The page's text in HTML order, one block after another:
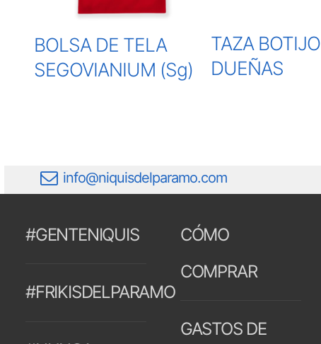
BOLSA DE TELA
SEGOVIANIUM (Sg)
TAZA BOTIJO
DUEÑAS
info@niquisdelparamo.com
#GENTENIQUIS
#FRIKISDELPARAMO
CÓMO
COMPRAR
GASTOS DE